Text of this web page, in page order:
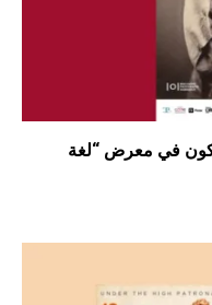
في معرض “لغة